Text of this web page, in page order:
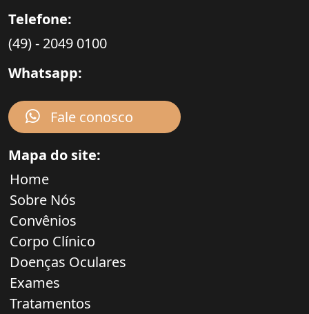
Telefone:
(49) - 2049 0100
Whatsapp:
Fale conosco
Mapa do site:
Home
Sobre Nós
Convênios
Corpo Clínico
Doenças Oculares
Exames
Tratamentos